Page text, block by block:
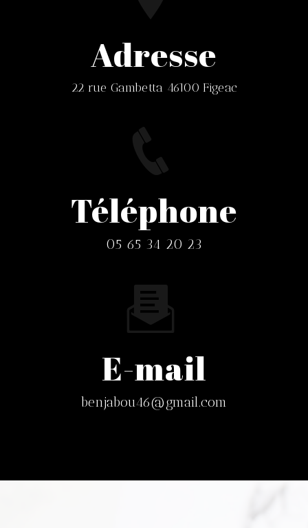
Adresse
22 rue Gambetta 46100 Figeac
Téléphone
05 65 34 20 23
E-mail
benjabou46@gmail.com